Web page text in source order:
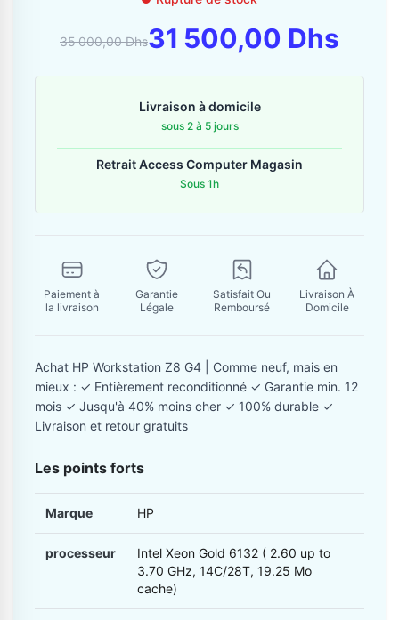
Envoyer un message
35 000,00 Dhs31 500,00 Dhs
Livraison à domicile
sous 2 à 5 jours
Retrait Access Computer Magasin
Sous 1h
Paiement à
la livraison
Garantie
Légale
Satisfait Ou
Remboursé
Livraison À
Domicile
Achat HP Workstation Z8 G4 | Comme neuf, mais en
mieux : ✓ Entièrement reconditionné ✓ Garantie min. 12
mois ✓ Jusqu'à 40% moins cher ✓ 100% durable ✓
Livraison et retour gratuits
Les points forts
Marque HP
processeur
Intel Xeon Gold 6132 ( 2.60 up to
3.70 GHz, 14C/28T, 19.25 Mo
cache)